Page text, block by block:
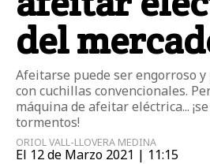
Jardín
Libros
Móviles
Ordenadores
Tecnología
del
Afeitarse puede ser engorroso y
con cuchillas convencionales.
máquina de afeitar eléctrica...
tormentos!
ORIOL VALL-LLOVERA MEDINA
El 12 de Marzo 2021 | 11:15